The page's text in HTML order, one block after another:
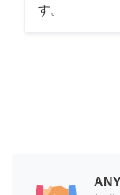
す。